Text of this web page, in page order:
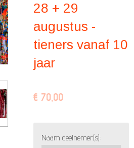
28 + 29
augustus -
tieners vanaf 10
jaar
€ 70,00
Naam deelnemer(s):